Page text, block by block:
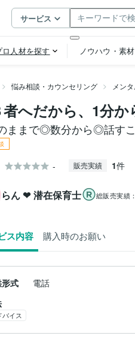
悩み相談・カウンセリング メン
者へだから、1分
ままで◎数分から◎話すこ
- 販売実績 1件
らん ❤ 潜在保育士 総販売実績：
ス内容 購入時のお願い
式
電話
バイス